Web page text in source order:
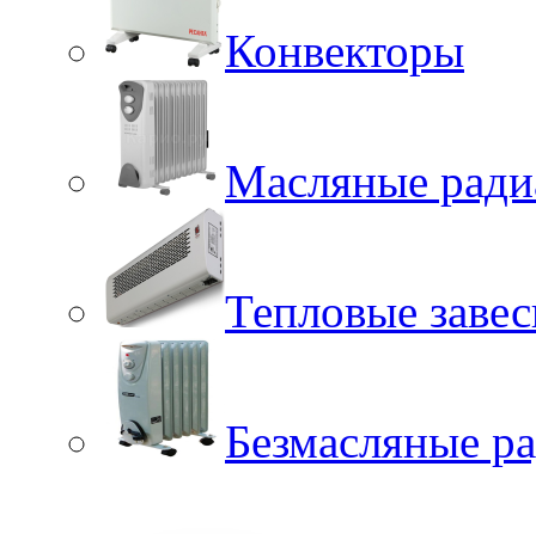
Конвекторы
Масляные
Тепловые
Безмасляные